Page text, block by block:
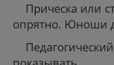
Прическа или
опрятно. Юноши